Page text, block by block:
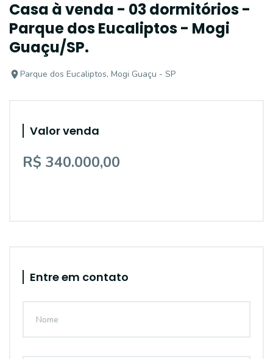
Casa à venda - 03 dormitórios -
Parque dos Eucaliptos - Mogi
Guaçu/SP.
Parque dos Eucaliptos, Mogi Guaçu - SP
Valor venda
R$ 340.000,00
Entre em contato